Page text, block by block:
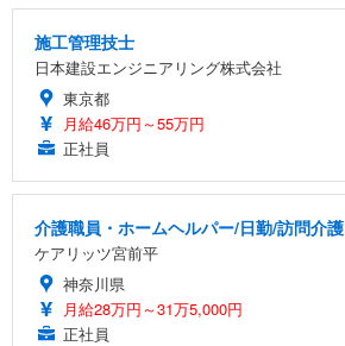
施工管理技士
日本建設エンジニアリング株式会社
東京都
月給46万円～55万円
正社員
介護職員・ホームヘルパー/日勤/訪問介護
ケアリッツ宮前平
神奈川県
月給28万円～31万5,000円
正社員